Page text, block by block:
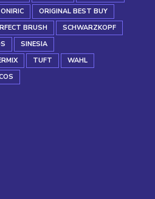
ONIRIC
ORIGINAL BEST BUY
BRUSH
SCHWARZKOPF
SINESIA
TUFT
WAHL